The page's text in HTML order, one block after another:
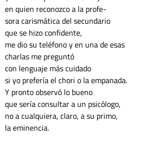
en quien reconozco a la profe-
sora carismática del secundario
que se hizo confidente,
me dio su teléfono y en una de esas
charlas me preguntó
con lenguaje más cuidado
si yo prefería el chori o la empanada.
Y pronto observó lo bueno
que sería consultar a un psicólogo,
no a cualquiera, claro, a su primo,
la eminencia.